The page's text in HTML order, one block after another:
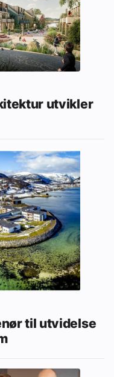
utvikler
til utvidelse